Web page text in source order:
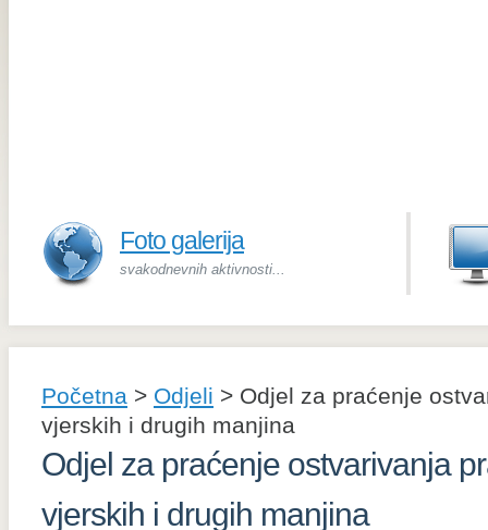
Foto galerija
svakodnevnih aktivnosti...
Početna > Odjeli > Odjel za praćenje
vjerskih i drugih manjina
Odjel za praćenje ostvarivanja
vjerskih i drugih manjina